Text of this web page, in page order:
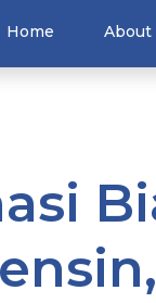
Home About